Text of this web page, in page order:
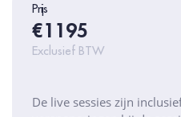
Prijs
€1195
Exclusief BTW
De live sessies zijn